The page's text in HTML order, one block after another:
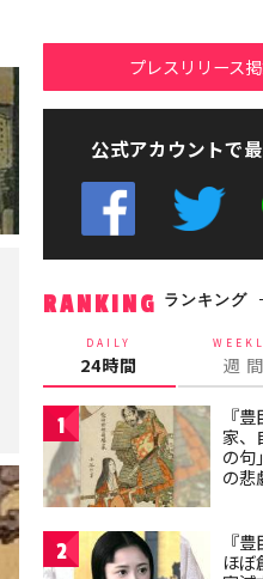
プレスリリース
公式アカウントで
RANKING ランキング
DAILY
24時間 週 間
1
『
家、
の句
の悲
2
『
ほぼ